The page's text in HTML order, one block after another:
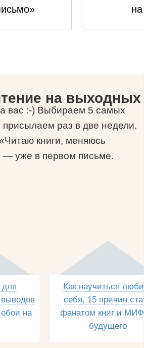
на выходных
вас :-) Выбираем 5 самых
присылаем раз в две недели.
книги, меняюсь
— уже в первом письме.
для
на
Как научиться
себя, 15 причин
фанатом книг и
будущего